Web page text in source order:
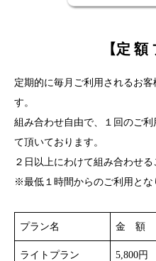
【定 額
定期的に毎月ご利用されるお
す。
組み合わせ自由で、１回のご
て頂いております。
２日以上にわけて組み合わせる
※最低１時間からのご利用とな
プラン名 金 額
ライトプラン 5,800円